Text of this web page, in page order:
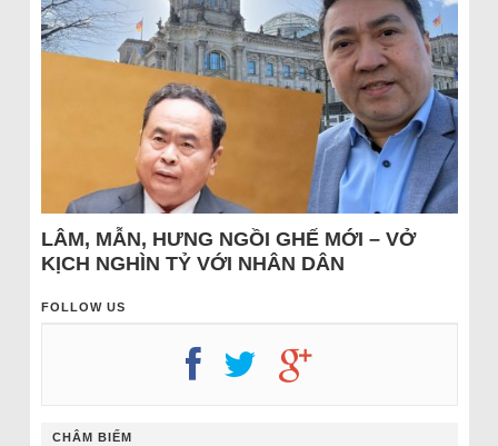
LÂM, MẪN, HƯNG NGỒI GHẾ MỚI – VỞ
KỊCH NGHÌN TỶ VỚI NHÂN DÂN
FOLLOW US
CHÂM BIẾM